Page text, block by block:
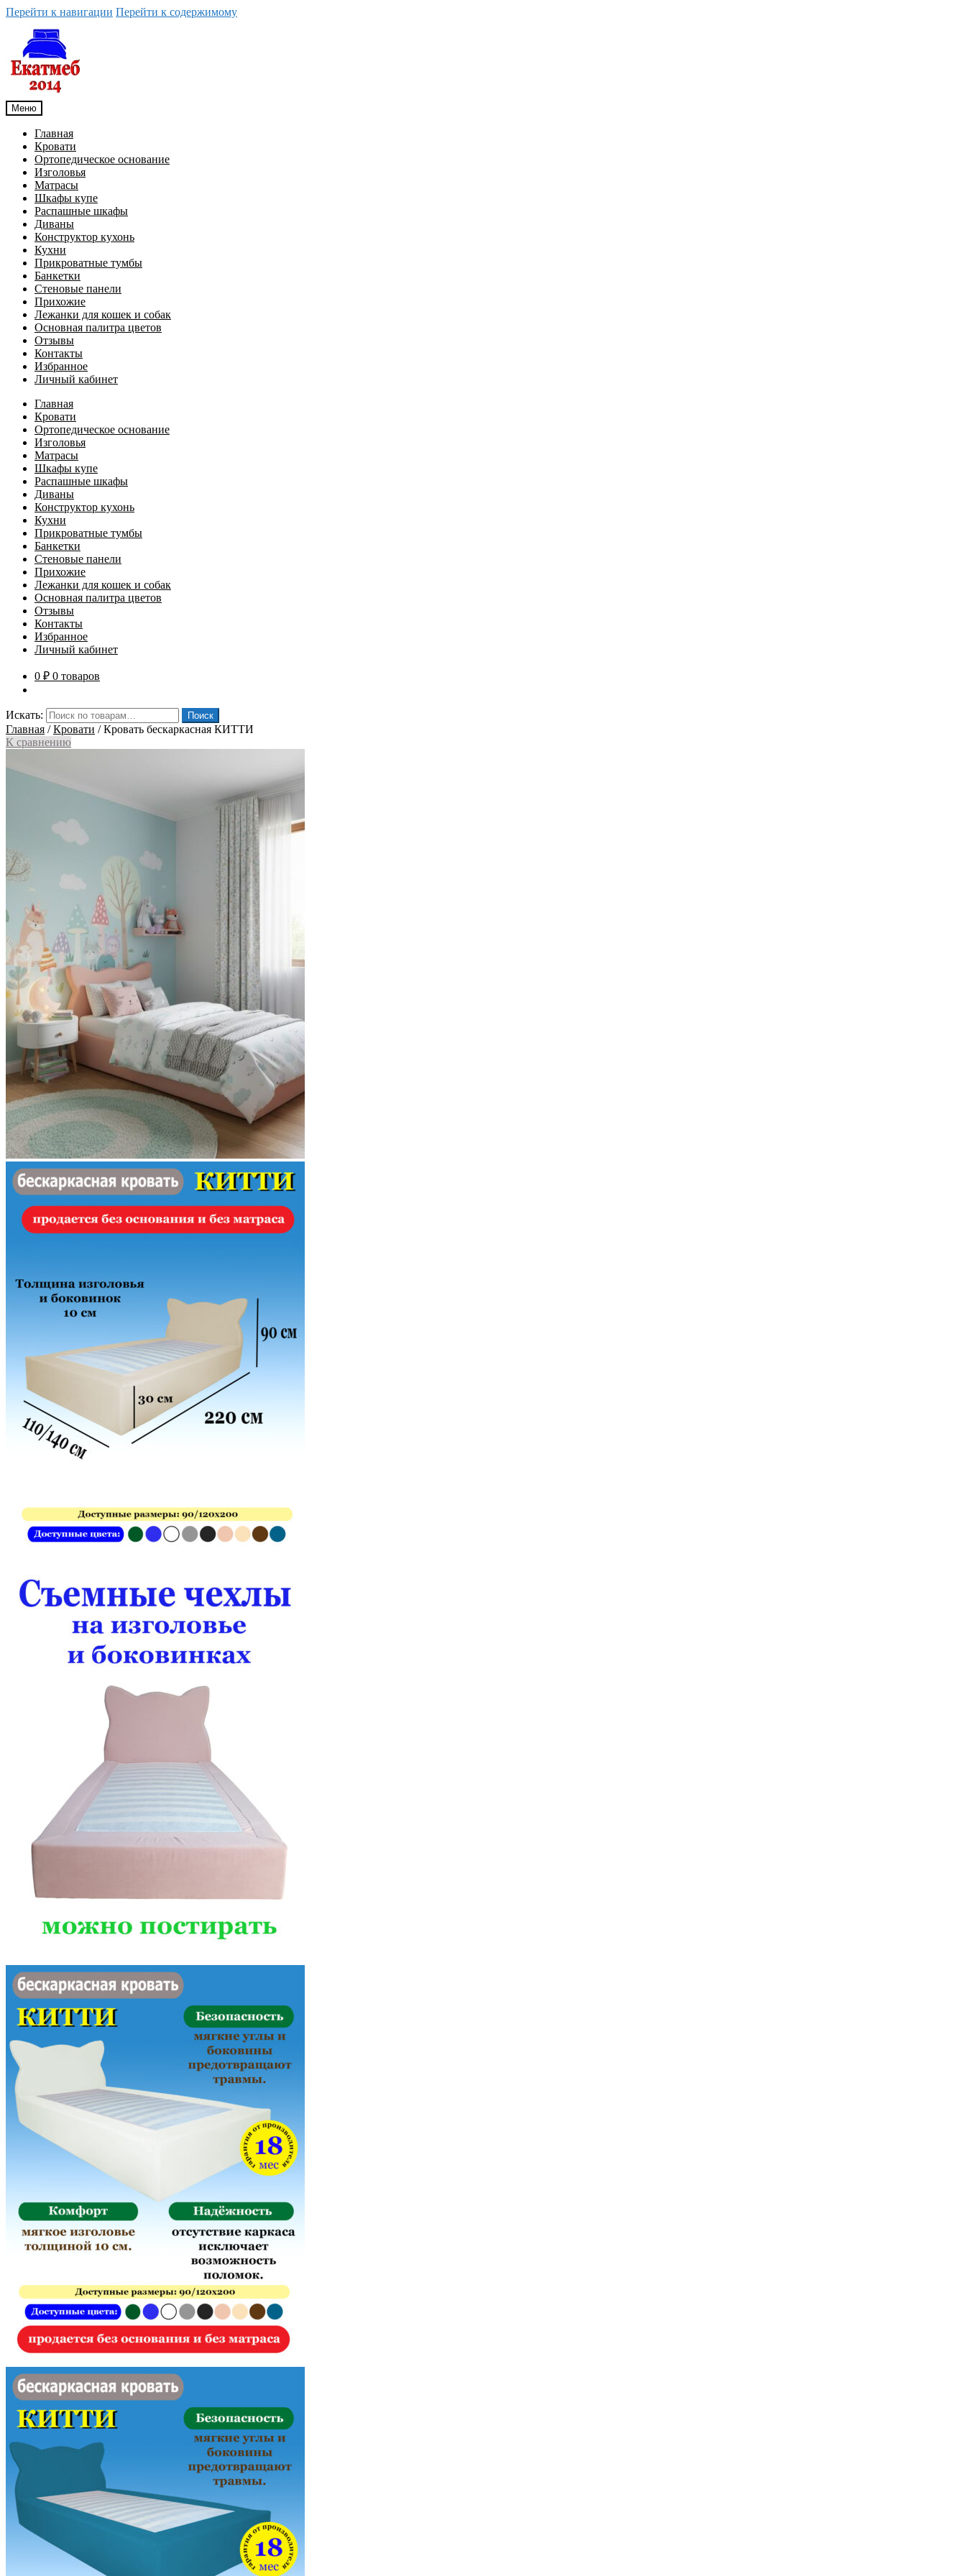
Перейти к навигации Перейти к содержимому
Меню
Главная
Кровати
Ортопедическое основание
Изголовья
Матрасы
Шкафы купе
Распашные шкафы
Диваны
Конструктор кухонь
Кухни
Прикроватные тумбы
Банкетки
Стеновые панели
Прихожие
Лежанки для кошек и собак
Основная палитра цветов
Отзывы
Контакты
Избранное
Личный кабинет
Главная
Кровати
Ортопедическое основание
Изголовья
Матрасы
Шкафы купе
Распашные шкафы
Диваны
Конструктор кухонь
Кухни
Прикроватные тумбы
Банкетки
Стеновые панели
Прихожие
Лежанки для кошек и собак
Основная палитра цветов
Отзывы
Контакты
Избранное
Личный кабинет
0 ₽ 0 товаров
Искать: Поиск
Главная /Кровати /Кровать бескаркасная КИТТИ
К сравнению